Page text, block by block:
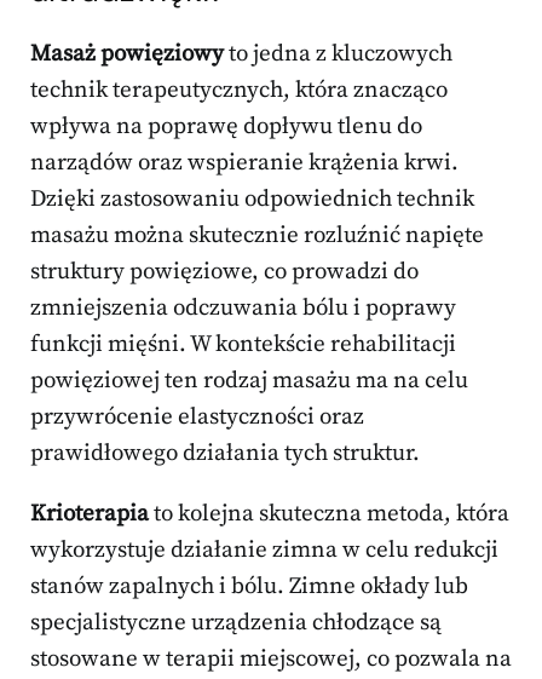
Masaż powięziowyto jedna z kluczowych
technik terapeutycznych, która znacząco
wpływa na poprawę dopływu tlenu do
narządów oraz wspieranie krążenia krwi.
Dzięki zastosowaniu odpowiednich technik
masażu można skutecznie rozluźnić napięte
struktury powięziowe, co prowadzi do
zmniejszenia odczuwania bólu i poprawy
funkcji mięśni. W kontekście rehabilitacji
powięziowej ten rodzaj masażu ma na celu
przywrócenie elastyczności oraz
prawidłowego działania tych struktur.
Krioterapiato kolejna skuteczna metoda, która
wykorzystuje działanie zimna w celu redukcji
stanów zapalnych i bólu. Zimne okłady lub
specjalistyczne urządzenia chłodzące są
stosowane w terapii miejscowej, co pozwala na